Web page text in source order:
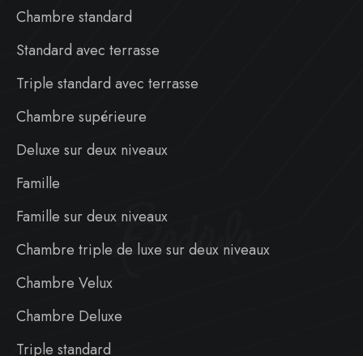
Chambre standard
Standard avec terrasse
Triple standard avec terrasse
Chambre supérieure
Deluxe sur deux niveaux
Famille
Famille sur deux niveaux
Chambre triple de luxe sur deux niveaux
Chambre Velux
Chambre Deluxe
Triple standard
Badiula